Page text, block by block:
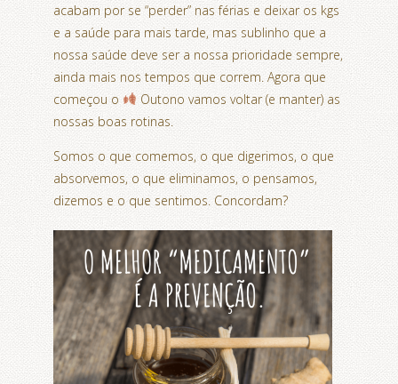
acabam por se “perder” nas férias e deixar os kgs
e a saúde para mais tarde, mas sublinho que a
nossa saúde deve ser a nossa prioridade sempre,
ainda mais nos tempos que correm. Agora que
começou o
Outono vamos voltar (e manter) as
nossas boas rotinas.
Somos o que comemos, o que digerimos, o que
absorvemos, o que eliminamos, o pensamos,
dizemos e o que sentimos. Concordam?